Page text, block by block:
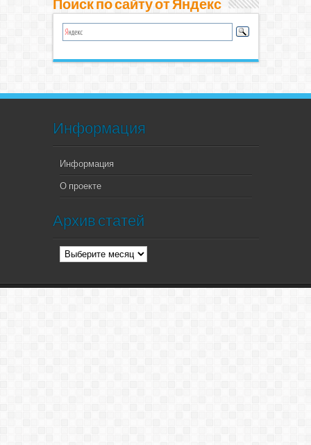
Поиск по сайту от Яндекс
Информация
Информация
О проекте
Архив статей
Архив
статей